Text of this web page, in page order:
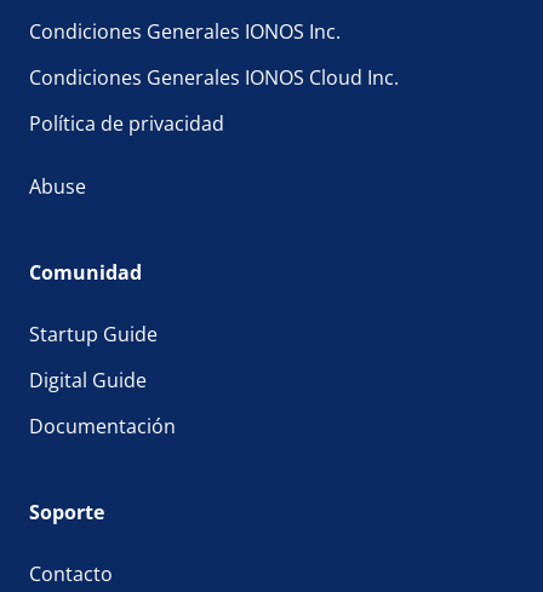
Condiciones Generales IONOS Inc.
Condiciones Generales IONOS Cloud Inc.
Política de privacidad
Abuse
Comunidad
Startup Guide
Digital Guide
Documentación
Soporte
Contacto